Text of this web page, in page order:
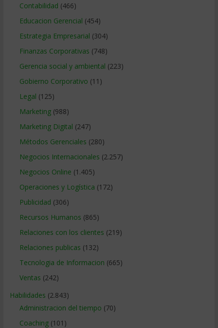
Contabilidad (466)
Educacion Gerencial (454)
Estrategia Empresarial (304)
Finanzas Corporativas (748)
Gerencia social y ambiental (223)
Gobierno Corporativo (11)
Legal (125)
Marketing(988)
Marketing Digital (247)
Métodos Gerenciales (280)
Negocios Internacionales (2.257)
Negocios Online (1.405)
Operaciones y Logística (172)
Publicidad (306)
Recursos Humanos (865)
Relaciones con los clientes (219)
Relaciones publicas (132)
Tecnologia de Informacion (665)
Ventas (242)
Habilidades (2.843)
Administracion del tiempo (70)
Coaching(101)